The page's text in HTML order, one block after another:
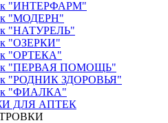
"ИНТЕРФАРМ"
"МОДЕРН"
"НАТУРЕЛЬ"
"ОЗЕРКИ"
"ОРТЕКА"
"ПЕРВАЯ ПОМОЩЬ"
"РОДНИК ЗДОРОВЬЯ"
"ФИАЛКА"
ДЛЯ АПТЕК